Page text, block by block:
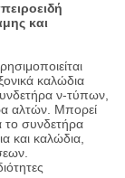
και
καλώδια
ν-τύπων,
αλτών. Μπορεί
το συνδετήρα
και καλώδια,